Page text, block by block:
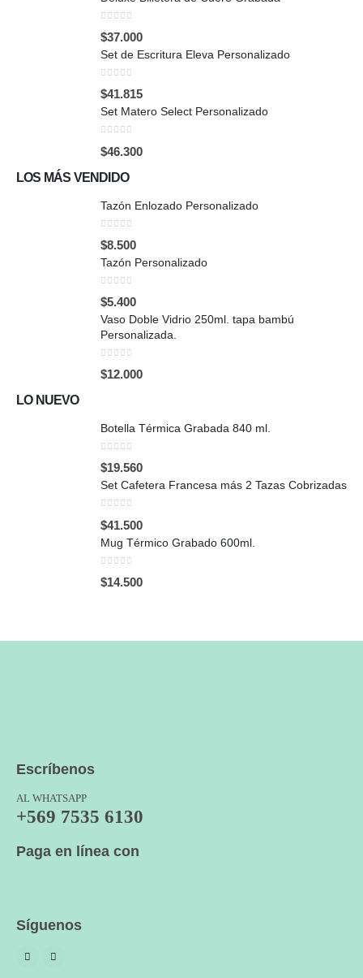
$37.000
Set de Escritura Eleva Personalizado
$41.815
Set Matero Select Personalizado
$46.300
LOS MÁS VENDIDO
Tazón Enlozado Personalizado
$8.500
Tazón Personalizado
$5.400
Vaso Doble Vidrio 250ml. tapa bambú
Personalizada.
$12.000
LO NUEVO
Botella Térmica Grabada 840 ml.
$19.560
Set Cafetera Francesa más 2 Tazas Cobrizadas
$41.500
Mug Térmico Grabado 600ml.
$14.500
Escríbenos
AL WHATSAPP
+569 7535 6130
Paga en línea con
Síguenos